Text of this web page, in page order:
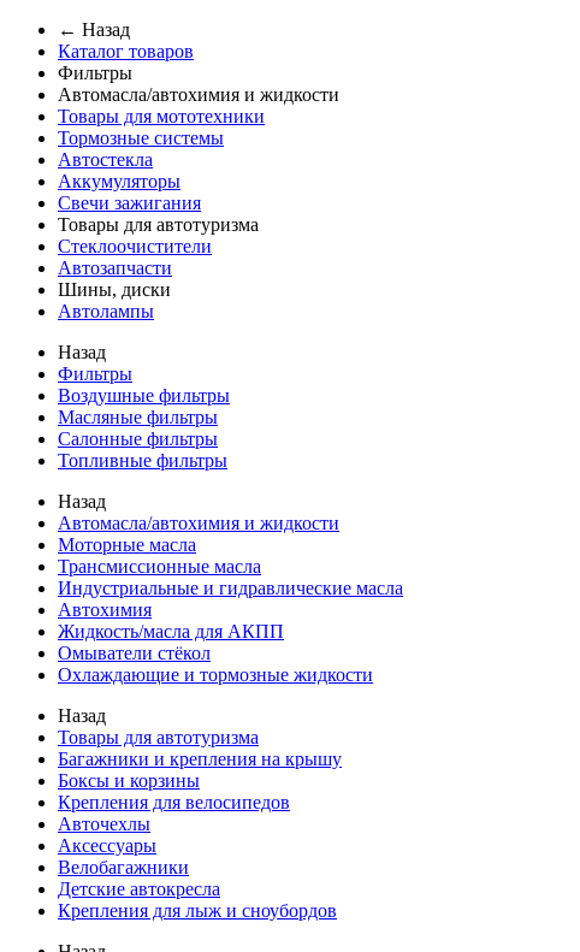
← Назад
Каталог товаров
Фильтры
Автомасла/автохимия и жидкости
Товары для мототехники
Тормозные системы
Автостекла
Аккумуляторы
Свечи зажигания
Товары для автотуризма
Стеклоочистители
Автозапчасти
Шины, диски
Автолампы
Назад
Фильтры
Воздушные фильтры
Масляные фильтры
Салонные фильтры
Топливные фильтры
Назад
Автомасла/автохимия и жидкости
Моторные масла
Трансмиссионные масла
Индустриальные и гидравлические масла
Автохимия
Жидкость/масла для АКПП
Омыватели стёкол
Охлаждающие и тормозные жидкости
Назад
Товары для автотуризма
Багажники и крепления на крышу
Боксы и корзины
Крепления для велосипедов
Авточехлы
Аксессуары
Велобагажники
Детские автокресла
Крепления для лыж и сноубордов